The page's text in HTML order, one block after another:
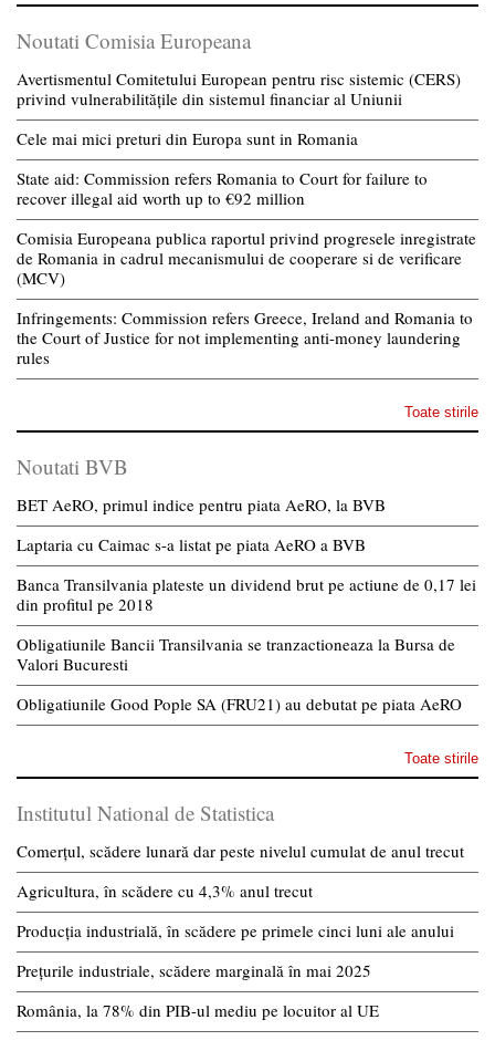
Noutati Comisia Europeana
Avertismentul Comitetului European pentru risc sistemic (CERS)
privind vulnerabilitățile din sistemul financiar al Uniunii
Cele mai mici preturi din Europa sunt in Romania
State aid: Commission refers Romania to Court for failure to
recover illegal aid worth up to €92 million
Comisia Europeana publica raportul privind progresele inregistrate
de Romania in cadrul mecanismului de cooperare si de verificare
(MCV)
Infringements: Commission refers Greece, Ireland and Romania to
the Court of Justice for not implementing anti-money laundering
rules
Toate stirile
Noutati BVB
BET AeRO, primul indice pentru piata AeRO, la BVB
Laptaria cu Caimac s-a listat pe piata AeRO a BVB
Banca Transilvania plateste un dividend brut pe actiune de 0,17 lei
din profitul pe 2018
Obligatiunile Bancii Transilvania se tranzactioneaza la Bursa de
Valori Bucuresti
Obligatiunile Good Pople SA (FRU21) au debutat pe piata AeRO
Toate stirile
Institutul National de Statistica
Comerțul, scădere lunară dar peste nivelul cumulat de anul trecut
Agricultura, în scădere cu 4,3% anul trecut
Producția industrială, în scădere pe primele cinci luni ale anului
Prețurile industriale, scădere marginală în mai 2025
România, la 78% din PIB-ul mediu pe locuitor al UE